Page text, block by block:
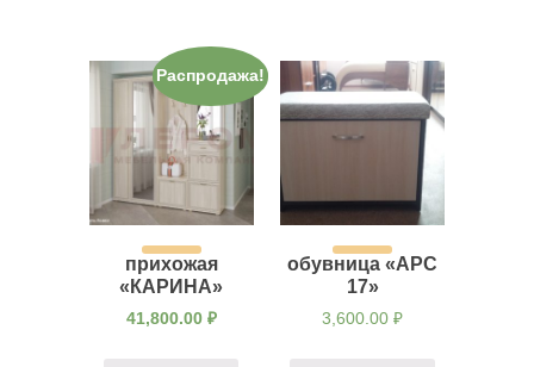
Распродажа!
прихожая
«КАРИНА»
41,800.00 ₽
обувница «АРС
17»
3,600.00₽